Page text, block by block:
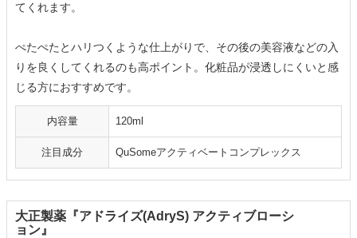
てくれます。
ぺたぺたとハリつくような仕上がりで、その後の美容液などの入
りを良くしてくれるのも高ポイント。化粧品が浸透しにくいと感
じる方におすすめです。
内容量 120ml
注目成分 QuSomeアクティベートコンプレックス
大正製薬『アドライズ(AdryS) アクティブローシ
ョン』